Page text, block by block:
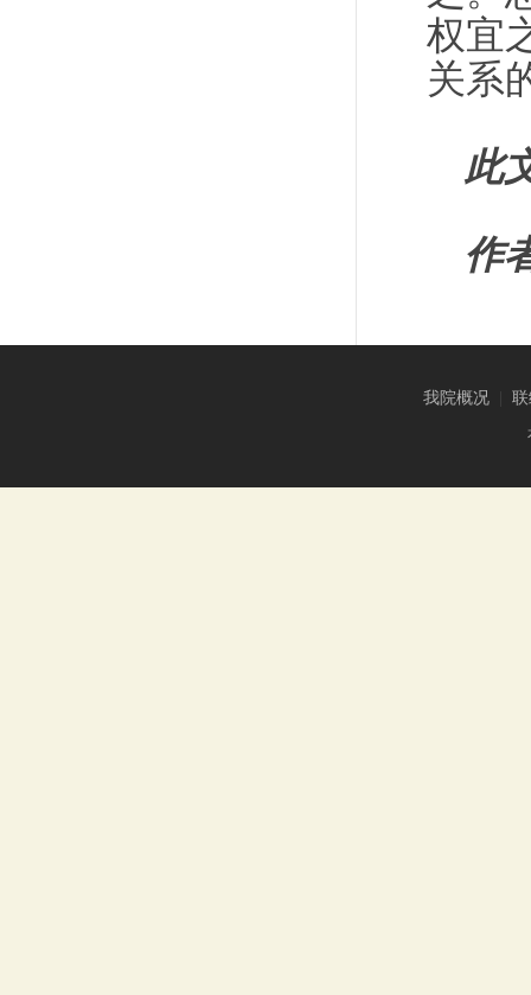
权宜
关系
此
作
我院概况